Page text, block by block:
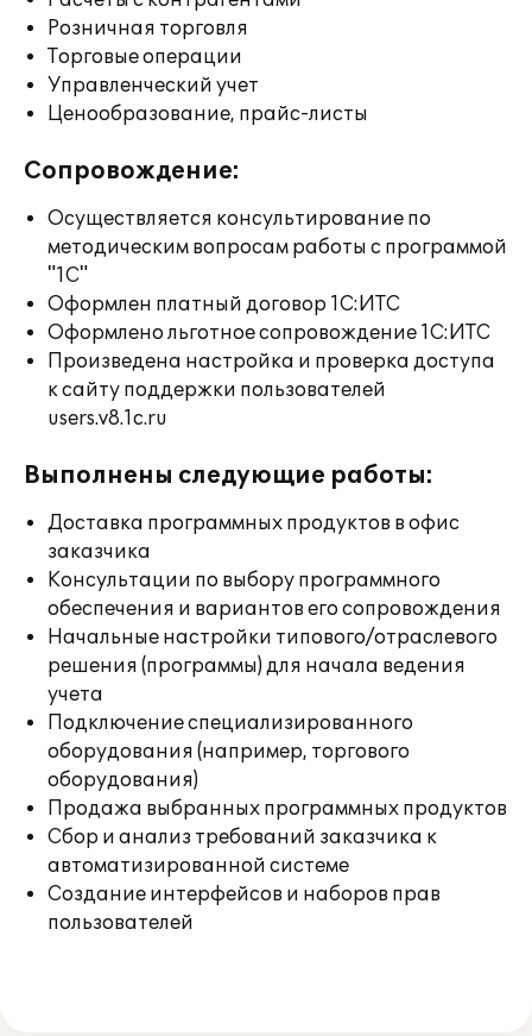
Розничная торговля
Торговые операции
Управленческий учет
Ценообразование, прайс-листы
Сопровождение:
Осуществляется консультирование по
методическим вопросам работы с программой
"1С"
Оформлен платный договор 1С:ИТС
Оформлено льготное сопровождение 1С:ИТС
Произведена настройка и проверка доступа
к сайту поддержки пользователей
users.v8.1c.ru
Выполнены следующие работы:
Доставка программных продуктов в офис
заказчика
Консультации по выбору программного
обеспечения и вариантов его сопровождения
Начальные настройки типового/отраслевого
решения (программы) для начала ведения
учета
Подключение специализированного
оборудования (например, торгового
оборудования)
Продажа выбранных программных продуктов
Сбор и анализ требований заказчика к
автоматизированной системе
Создание интерфейсов и наборов прав
пользователей